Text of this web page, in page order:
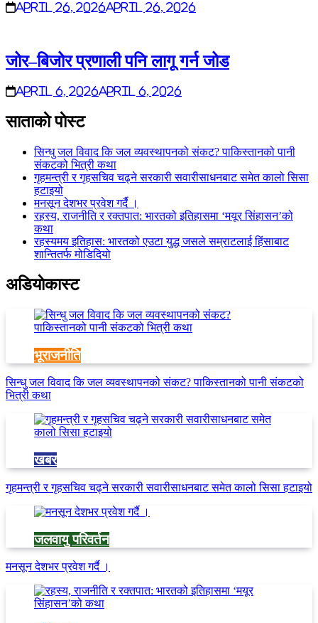
April 26, 2026April 26, 2026
जोर–बिजोर प्रणाली पनि लागू गर्न जोड
April 6, 2026April 6, 2026
साताकाे पाेस्ट
सिन्धु जल विवाद कि जल व्यवस्थापनको संकट? पाकिस्तानको पानी
संकटको भित्री कथा
गृहमन्त्री र गृहसचिव चढ्ने सरकारी सवारीसाधनबाट समेत कालो सिसा
हटाइयो
मनसून देशभर प्रवेश गर्दै ।
रहस्य, राजनीति र रक्तपात: भारतको इतिहासमा ‘मयूर सिंहासन’को
कथा
रहस्यमय इतिहास: भारतको एउटा युद्ध जसले सम्राटलाई हिंसाबाट
शान्तितर्फ मोडिदियो
अडियाेकास्ट
भूराजनीति
सिन्धु जल विवाद कि जल व्यवस्थापनको संकट? पाकिस्तानको पानी संकटको
भित्री कथा
खबर
गृहमन्त्री र गृहसचिव चढ्ने सरकारी सवारीसाधनबाट समेत कालो सिसा हटाइयो
जलवायु परिवर्तन
मनसून देशभर प्रवेश गर्दै ।